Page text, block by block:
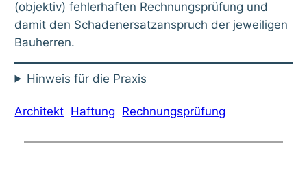
(objek­tiv) feh­ler­haf­ten Rech­nungs­prü­fung und
damit den Scha­den­er­satz­an­spruch der jewei­li­gen
Bau­her­ren.
Hin­weis für die Pra­xis
Architekt Haftung Rechnungsprüfung